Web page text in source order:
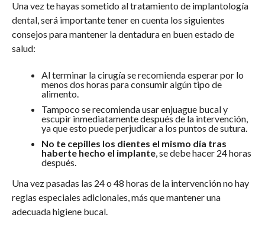
Una vez te hayas sometido al tratamiento de implantología
dental, será importante tener en cuenta los siguientes
consejos para mantener la dentadura en buen estado de
salud:
Al terminar la cirugía se recomienda esperar por lo
menos dos horas para consumir algún tipo de
alimento.
Tampoco se recomienda usar enjuague bucal y
escupir inmediatamente después de la intervención,
ya que esto puede perjudicar a los puntos de sutura.
No te cepilles los dientes el mismo día tras
haberte hecho el implante, se debe hacer 24 horas
después.
Una vez pasadas las 24 o 48 horas de la intervención no hay
reglas especiales adicionales, más que mantener una
adecuada higiene bucal.